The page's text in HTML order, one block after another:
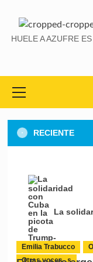
HUELE A AZUFRE
RECIENTE
La
Emilia Trabucco